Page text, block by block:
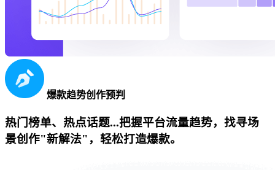
爆款趋势创作预判
热门榜单、热点话题...把握平台流量趋势，找寻场
景创作"新解法"，轻松打造爆款。